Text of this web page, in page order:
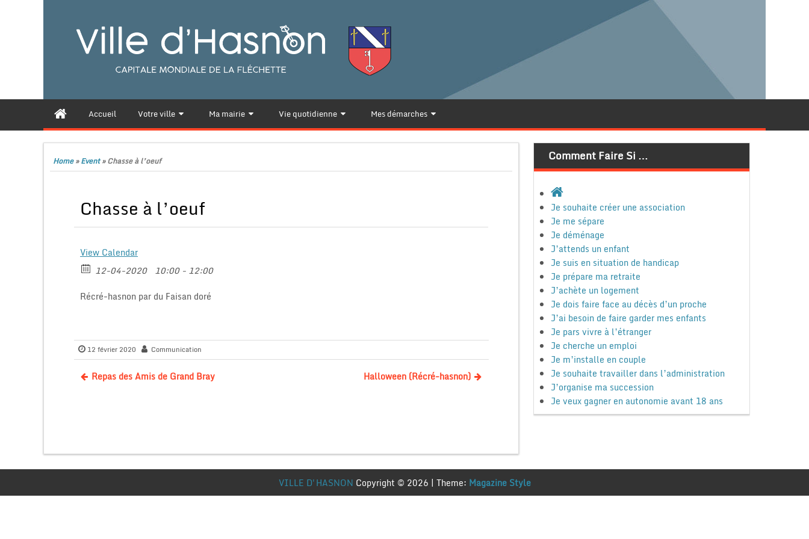
Accueil Votre ville Ma mairie Vie quotidienne Mes démarches
Home»Event»Chasse à l’oeuf
Chasse à l’oeuf
View Calendar
12-04-2020 10:00 - 12:00
Récré-hasnon par du Faisan doré
12 février 2020 Communication
Repas des Amis de Grand Bray Halloween (Récré-hasnon)
Comment Faire Si …
Je souhaite créer une association
Je me sépare
Je déménage
J’attends un enfant
Je suis en situation de handicap
Je prépare ma retraite
J’achète un logement
Je dois faire face au décès d’un proche
J’ai besoin de faire garder mes enfants
Je pars vivre à l’étranger
Je cherche un emploi
Je m’installe en couple
Je souhaite travailler dans l’administration
J’organise ma succession
Je veux gagner en autonomie avant 18 ans
VILLE D'HASNON Copyright © 2026 | Theme: Magazine Style